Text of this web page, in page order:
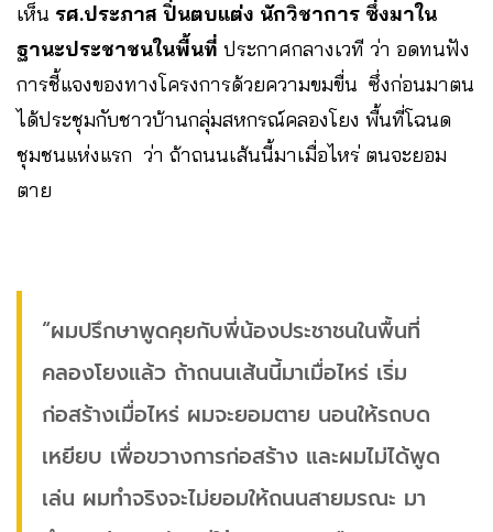
เห็น รศ.ประภาส ปิ่นตบแต่ง นักวิชาการ ซึ่งมาใน
ฐานะประชาชนในพื้นที่ ประกาศกลางเวที ว่า อดทนฟัง
การชี้แจงของทางโครงการด้วยความขมขื่น ซึ่งก่อนมาตน
ได้ประชุมกับชาวบ้านกลุ่มสหกรณ์คลองโยง พื้นที่โฉนด
ชุมชนแห่งแรก ว่า ถ้าถนนเส้นนี้มาเมื่อไหร่ ตนจะยอม
ตาย
“ผมปรึกษาพูดคุยกับพี่น้องประชาชนในพื้นที่
คลองโยงแล้ว ถ้าถนนเส้นนี้มาเมื่อไหร่ เริ่ม
ก่อสร้างเมื่อไหร่ ผมจะยอมตาย นอนให้รถบด
เหยียบ เพื่อขวางการก่อสร้าง และผมไม่ได้พูด
เล่น ผมทำจริงจะไม่ยอมให้ถนนสายมรณะ มา